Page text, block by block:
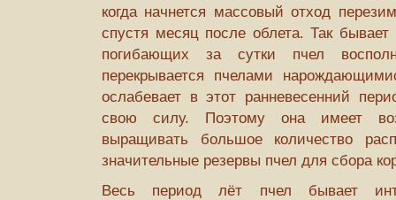
когда начнется массовый отход
спустя месяц после облета. Так бывает
погибающих за сутки пчел
перекрывается пчелами
ослабевает в этот ранневесенний
свою силу. Поэтому она имеет
выращивать большое количество
значительные резервы пчел для сбора
Весь период лёт пчел бывает